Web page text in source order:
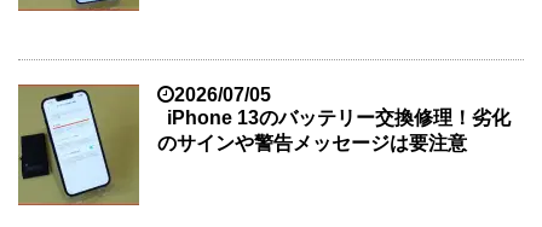
2026/07/05
iPhone 13のバッテリー交換修理！劣化
のサインや警告メッセージは要注意